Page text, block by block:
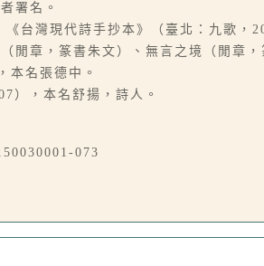
署名。
台灣現代詩手抄本》（臺北：九歌，
閒章，篆書朱文）、無言之境（閒章
本名張德中。
），本名舒揚，詩人。
073